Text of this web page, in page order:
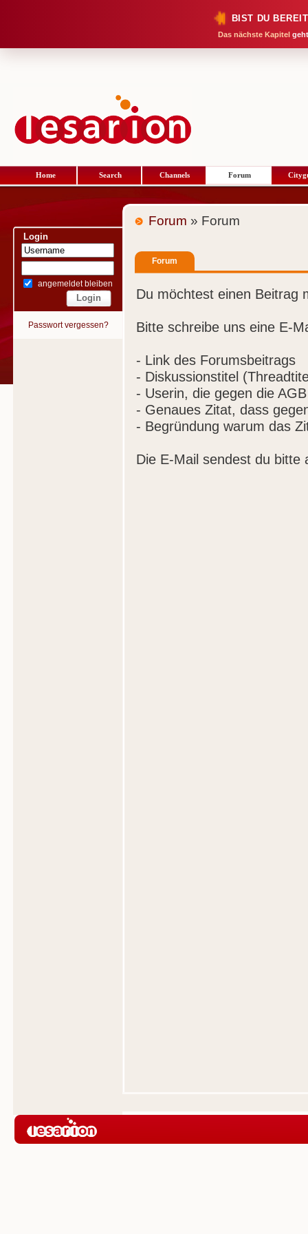
BIST DU
Das nächste Kapitel
Home Search Channels Forum
Login
angemeldet bleiben
Passwort vergessen?
Forum » Forum
Forum
Du möchtest einen Beitrag
Bitte schreibe uns eine E-
- Link des Forumsbeitrags
- Diskussionstitel
- Userin, die gegen die
- Genaues Zitat, dass
- Begründung warum das
Die E-Mail sendest du bitte